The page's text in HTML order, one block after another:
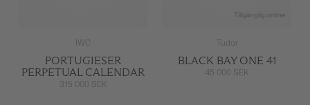
IWC
PORTUGIESER
PERPETUAL CALENDAR
315 000 SEK
Tillgänglig online
Tudor
BLACK BAY ONE 41
45 000 SEK